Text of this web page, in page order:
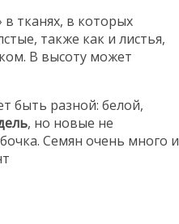
тканях, в которых
также как и листья,
В высоту может
быть разной: белой,
, но новые не
Семян очень много и